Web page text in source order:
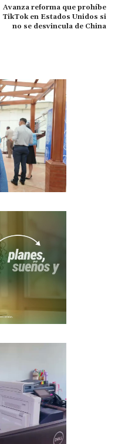
Avanza reforma que prohíbe
TikTok en Estados Unidos si
no se desvincula de China